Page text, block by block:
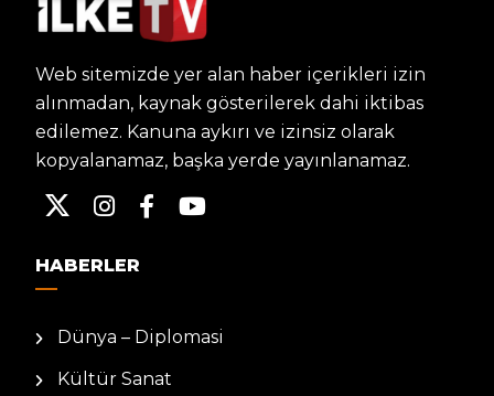
Web sitemizde yer alan haber içerikleri izin
alınmadan, kaynak gösterilerek dahi iktibas
edilemez. Kanuna aykırı ve izinsiz olarak
kopyalanamaz, başka yerde yayınlanamaz.
HABERLER
Dünya – Diplomasi
Kültür Sanat